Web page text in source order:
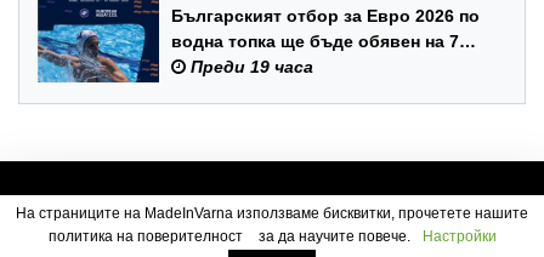
Българският отбор за Евро 2026 по
водна топка ще бъде обявен на 7
август
Преди 19 часа
Посетители:4
На страниците на MadeInVarna използваме бисквитки, прочетете нашите
политика на поверителност
за да научите повече. Настройки